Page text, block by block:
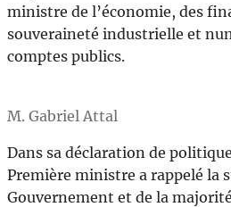
ministre de l’économie, des
souveraineté industrielle et
comptes publics.
M. Gabriel Attal
Dans sa déclaration de
Première ministre a rappelé la
Gouvernement et de la